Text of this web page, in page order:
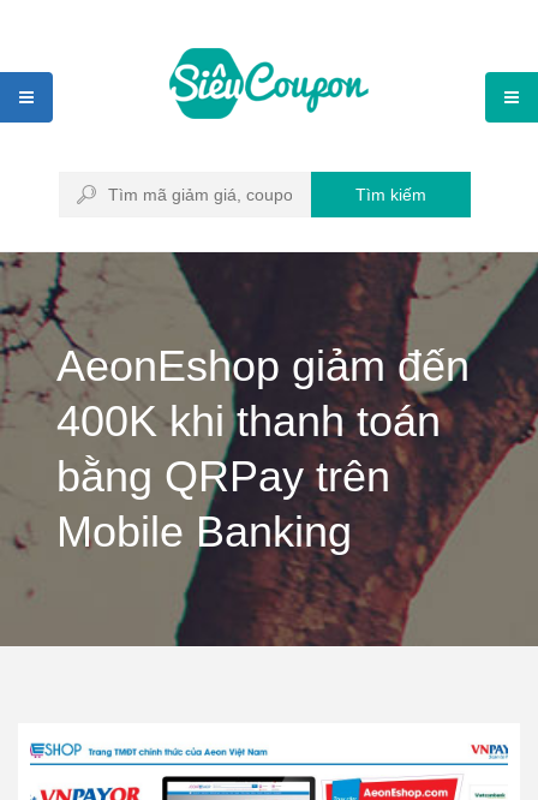
Tìm kiếm
AeonEshop giảm đến
400K khi thanh toán
bằng QRPay trên
Mobile Banking